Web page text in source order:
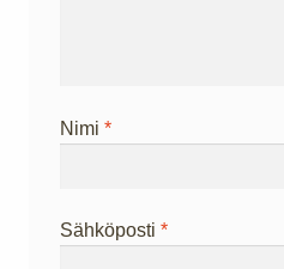
Nimi *
Sähköposti *